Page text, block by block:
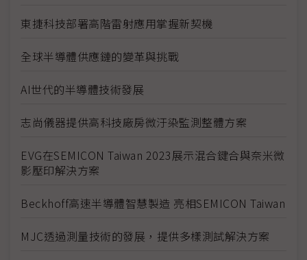
東捷科技部署高階雷射應用掌握新契機
全球半導體供應鏈的變革與挑戰
AI世代的半導體技術發展
志尚儀器提供高科技廠房微汙染監測整體方案
EVG在SEMICON Taiwan 2023展示混合鍵合與奈米微
影壓印解決方案
Beckhoff高速半導體智慧製造 亮相SEMICON Taiwan
MJC透過測量技術的發展，提供多樣測試解決方案